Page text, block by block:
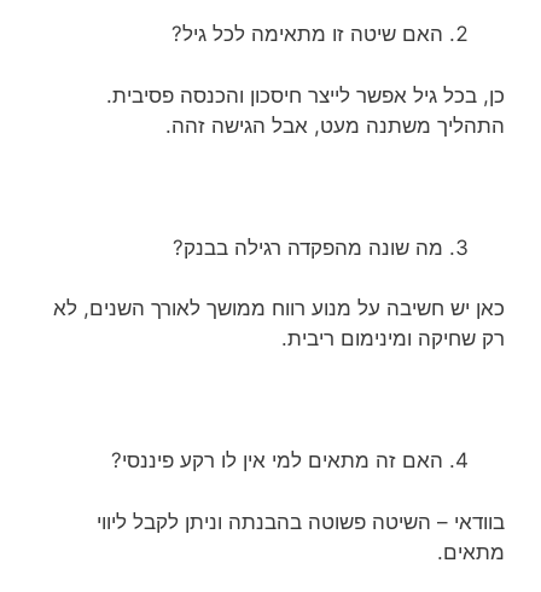
האם שיטה זו מתאימה לכל גיל?
כן, בכל גיל אפשר לייצר חיסכון והכנסה פסיבית.
התהליך משתנה מעט, אבל הגישה זהה.
מה שונה מהפקדה רגילה בבנק?
כאן יש חשיבה על מנוע רווח ממושך לאורך השנים, לא
רק שחיקה ומינימום ריבית.
האם זה מתאים למי אין לו רקע פיננסי?
בוודאי – השיטה פשוטה בהבנתה וניתן לקבל ליווי
מתאים.